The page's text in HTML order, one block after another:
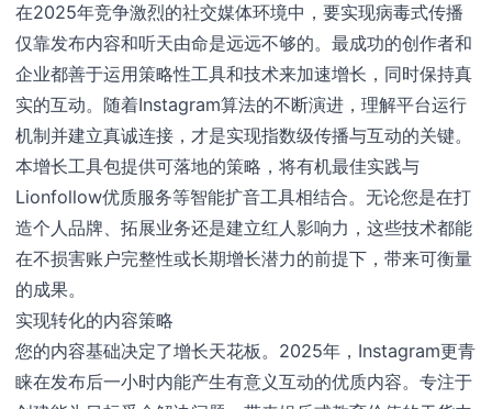
在2025年竞争激烈的社交媒体环境中，要实现病毒式传播
仅靠发布内容和听天由命是远远不够的。最成功的创作者和
企业都善于运用策略性工具和技术来加速增长，同时保持真
实的互动。随着Instagram算法的不断演进，理解平台运行
机制并建立真诚连接，才是实现指数级传播与互动的关键。
本增长工具包提供可落地的策略，将有机最佳实践与
Lionfollow优质服务等智能扩音工具相结合。无论您是在打
造个人品牌、拓展业务还是建立红人影响力，这些技术都能
在不损害账户完整性或长期增长潜力的前提下，带来可衡量
的成果。
实现转化的内容策略
您的内容基础决定了增长天花板。2025年，Instagram更青
睐在发布后一小时内能产生有意义互动的优质内容。专注于